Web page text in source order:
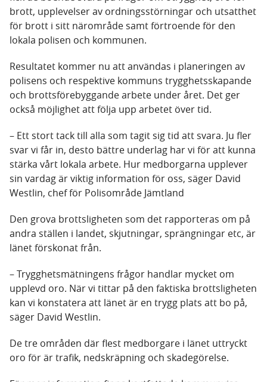
brott, upplevelser av ordningsstörningar och utsatthet
för brott i sitt närområde samt förtroende för den
lokala polisen och kommunen.
Resultatet kommer nu att användas i planeringen av
polisens och respektive kommuns trygghetsskapande
och brottsförebyggande arbete under året. Det ger
också möjlighet att följa upp arbetet över tid.
– Ett stort tack till alla som tagit sig tid att svara. Ju fler
svar vi får in, desto bättre underlag har vi för att kunna
stärka vårt lokala arbete. Hur medborgarna upplever
sin vardag är viktig information för oss, säger David
Westlin, chef för Polisområde Jämtland
Den grova brottsligheten som det rapporteras om på
andra ställen i landet, skjutningar, sprängningar etc, är
länet förskonat från.
– Trygghetsmätningens frågor handlar mycket om
upplevd oro. När vi tittar på den faktiska brottsligheten
kan vi konstatera att länet är en trygg plats att bo på,
säger David Westlin.
De tre områden där flest medborgare i länet uttryckt
oro för är trafik, nedskräpning och skadegörelse.